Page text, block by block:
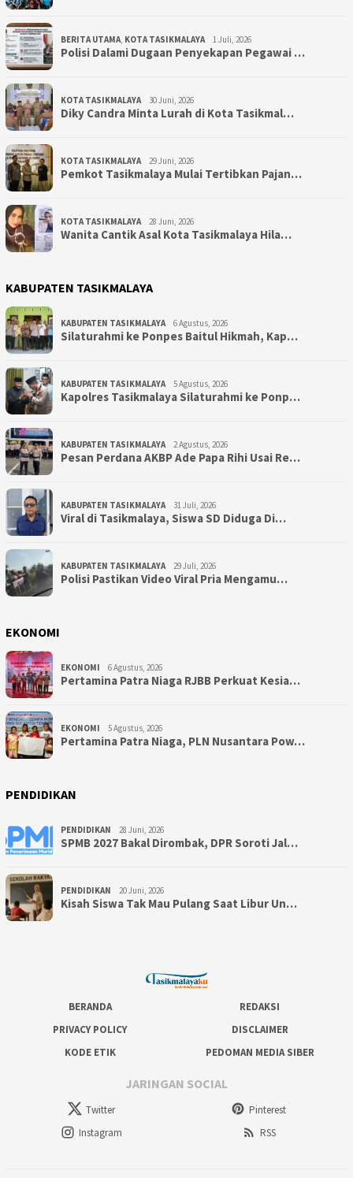
BERITA UTAMA KOTA TASIKMALAYA 1 Juli, 2026
Polisi Dalami Dugaan Penyekapan Pegawai …
KOTA TASIKMALAYA 30 Juni, 2026
Diky Candra Minta Lurah di Kota Tasikmal…
KOTA TASIKMALAYA 29 Juni, 2026
Pemkot Tasikmalaya Mulai Tertibkan Pajan…
KOTA TASIKMALAYA 28 Juni, 2026
Wanita Cantik Asal Kota Tasikmalaya Hila…
KABUPATEN TASIKMALAYA
KABUPATEN TASIKMALAYA 6 Agustus, 2026
Silaturahmi ke Ponpes Baitul Hikmah, Kap…
KABUPATEN TASIKMALAYA 5 Agustus, 2026
Kapolres Tasikmalaya Silaturahmi ke Ponp…
KABUPATEN TASIKMALAYA 2 Agustus, 2026
Pesan Perdana AKBP Ade Papa Rihi Usai Re…
KABUPATEN TASIKMALAYA 31 Juli, 2026
Viral di Tasikmalaya, Siswa SD Diduga Di…
KABUPATEN TASIKMALAYA 29 Juli, 2026
Polisi Pastikan Video Viral Pria Mengamu…
EKONOMI
EKONOMI 6 Agustus, 2026
Pertamina Patra Niaga RJBB Perkuat Kesia…
EKONOMI 5 Agustus, 2026
Pertamina Patra Niaga, PLN Nusantara Pow…
PENDIDIKAN
PENDIDIKAN 28 Juni, 2026
SPMB 2027 Bakal Dirombak, DPR Soroti Jal…
PENDIDIKAN 20 Juni, 2026
Kisah Siswa Tak Mau Pulang Saat Libur Un…
BERANDA
REDAKSI
PRIVACY POLICY
DISCLAIMER
KODE ETIK
PEDOMAN MEDIA SIBER
JARINGAN SOCIAL
Twitter
Pinterest
Instagram
RSS